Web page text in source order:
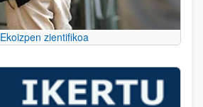
Ekoizpen zientifikoa